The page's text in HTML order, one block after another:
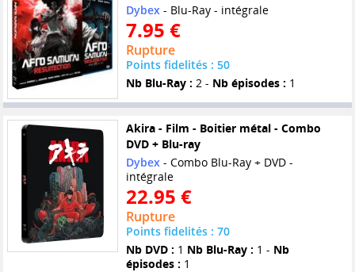
Dybex - Blu-Ray - intégrale
7.95 €
Rupture
Points fidelités : 50
Nb Blu-Ray : 2 - Nb épisodes : 1
Akira - Film - Boitier métal - Combo
DVD + Blu-ray
Dybex - Combo Blu-Ray + DVD -
intégrale
22.95 €
Rupture
Points fidelités : 70
Nb DVD : 1 Nb Blu-Ray : 1 - Nb
épisodes : 1